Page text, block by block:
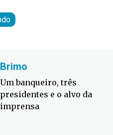
Brimo
Um banqueiro, três
presidentes e o alvo da
imprensa